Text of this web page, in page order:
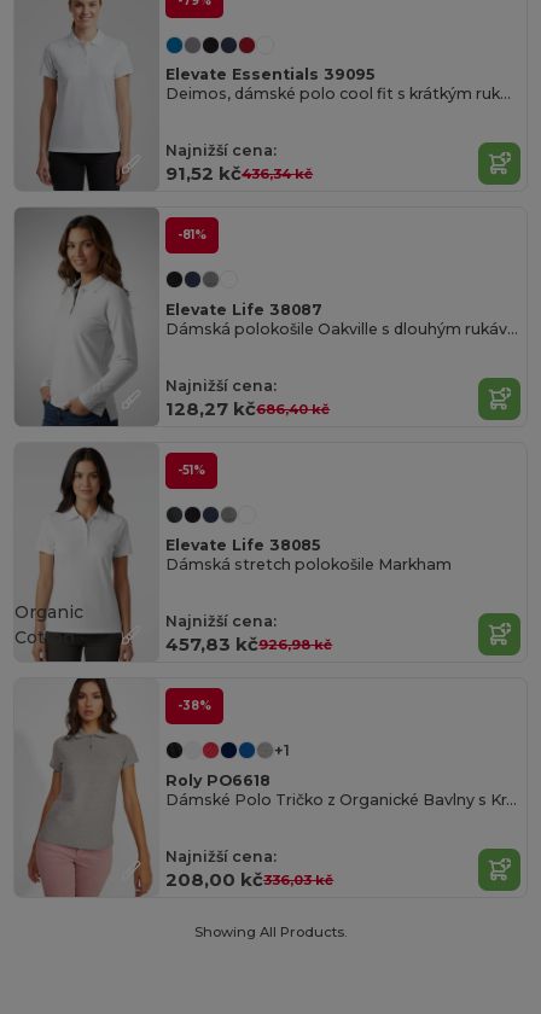
Elevate Essentials 39095
Deimos, dámské polo cool fit s krátkým rukávem
Najnižší cena:
91,52 kč436,34 kč
-81%
Elevate Life 38087
Dámská polokošile Oakville s dlouhým rukávem
Najnižší cena:
128,27 kč686,40 kč
-51%
Elevate Life 38085
Dámská stretch polokošile Markham
Najnižší cena:
457,83 kč926,98 kč
Organic
Cotton
-38%
+1
Roly PO6618
Dámské Polo Tričko z Organické Bavlny s Krátkým Rukávem
Najnižší cena:
208,00 kč336,03 kč
Showing All Products.